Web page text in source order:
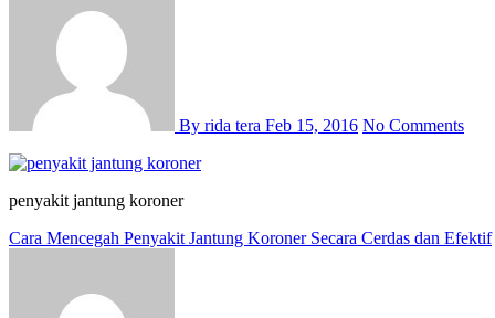
By rida tera Feb 15, 2016 No Comments
penyakit jantung koroner
Post
Cara Mencegah Penyakit Jantung Koroner Secara Cerdas dan Efektif